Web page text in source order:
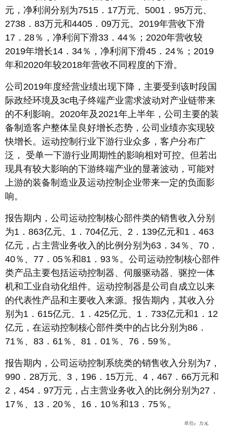
元，净利润分别为7515．17万元、5001．95万元、
2738．83万元和4405．09万元。2019年营收下滑
17．28％，净利润下滑33．44％；2020年营收较
2019年增长14．34％，净利润下滑45．24％；2019
年和2020年较2018年营收不同程度的下滑。
公司2019年度经营业绩出现下降，主要受到该时段国
际政经环境及3c电子终端产业需求波动对产业链带来
的不利影响。2020年及2021年上半年，公司主要的装
备制造客户整体呈良好增长态势，公司业绩亦实现较
快增长。运动控制行业下游行业众多，客户分布广
泛， 受单一下游行业周期性的影响相对可控。但若出
现具有较大影响的下游终端产业的显著波动，可能对
上游的装备制造业及运动控制企业带来一定的负面影
响。
报告期内，公司运动控制核心部件类的销售收入分别
为1．863亿元、1．704亿元、2．139亿元和1．463
亿元，占主营业务收入的比例分别为63．34％、70．
40％、77．05％和81．93％。公司运动控制核心部件
类产品主要包括运动控制器、伺服驱动器、驱控一体
机和工业自动化组件。运动控制器是公司自成立以来
的代表性产品和主要收入来源。报告期内，其收入分
别为1．615亿元、1．425亿元、1．733亿元和1．12
亿元，在运动控制核心部件类中的占比分别为86．
71％、83．61％、81．01％、76．59％。
报告期内，公司运动控制系统类的销售收入分别为7，
990．28万元、3，196．15万元、4，467．66万元和
2，454．97万元，占主营业务收入的比例分别为27．
17％、13．20％、16．10％和13．75％。